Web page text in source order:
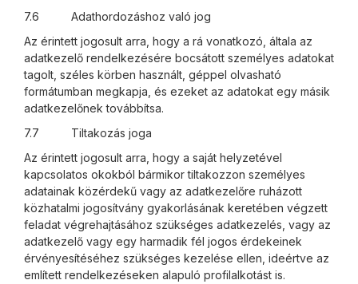
7.6 Adathordozáshoz való jog
Az érintett jogosult arra, hogy a rá vonatkozó, általa az
adatkezelő rendelkezésére bocsátott személyes adatokat
tagolt, széles körben használt, géppel olvasható
formátumban megkapja, és ezeket az adatokat egy másik
adatkezelőnek továbbítsa.
7.7 Tiltakozás joga
Az érintett jogosult arra, hogy a saját helyzetével
kapcsolatos okokból bármikor tiltakozzon személyes
adatainak közérdekű vagy az adatkezelőre ruházott
közhatalmi jogosítvány gyakorlásának keretében végzett
feladat végrehajtásához szükséges adatkezelés, vagy az
adatkezelő vagy egy harmadik fél jogos érdekeinek
érvényesítéséhez szükséges kezelése ellen, ideértve az
említett rendelkezéseken alapuló profilalkotást is.